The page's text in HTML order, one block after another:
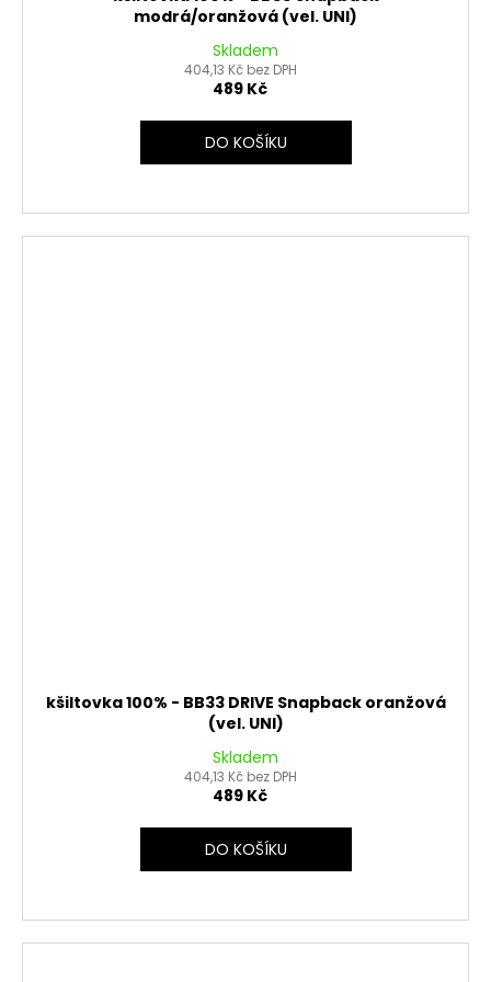
modrá/oranžová (vel. UNI)
Skladem
404,13 Kč bez DPH
489 Kč
DO KOŠÍKU
kšiltovka 100% - BB33 DRIVE Snapback oranžová
(vel. UNI)
Skladem
404,13 Kč bez DPH
489 Kč
DO KOŠÍKU